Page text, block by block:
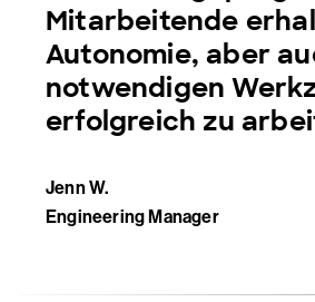
Mitarbeitende
Autonomie, aber
notwendigen
erfolgreich zu
Jenn W.
Engineering Manager